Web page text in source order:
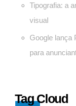
Tipografia: a
visual
Google lança
para
Tag Cloud